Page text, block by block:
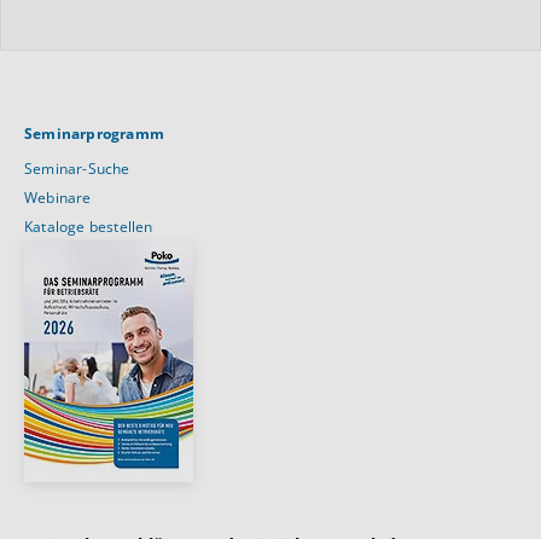
Seminarprogramm
Seminar-Suche
Webinare
Kataloge bestellen